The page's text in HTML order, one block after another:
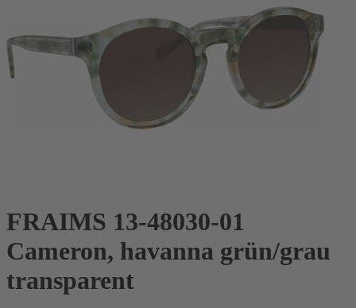
FRAIMS 13-48030-01
Cameron, havanna grün/grau
transparent